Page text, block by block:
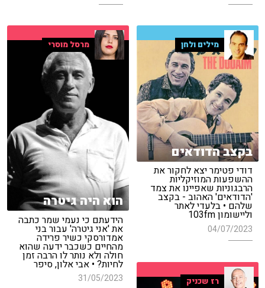
מילים ולחן
בקצב הדודאים
דודי פטימר יצא לחקור את
ההשפעות המוזיקליות
הרבגוניות שאפיינו את צמד
'הדודאים' האהוב - בקצב
שלהם • בלעדי לאתר
וליישומון 103fm
04/07/2023
מרסל מוסרי
הוא היה גיטרה
הידעתם כי נעמי שמר כתבה
את 'אני גיטרה' עבור בני
אמדורסקי כשיר פרידה
מהחיים כשכבר ידעה שהוא
חולה ולא נותר לו הרבה זמן
לחיות? • אבי אלון, סיפר
31/05/2023 רז שכניק